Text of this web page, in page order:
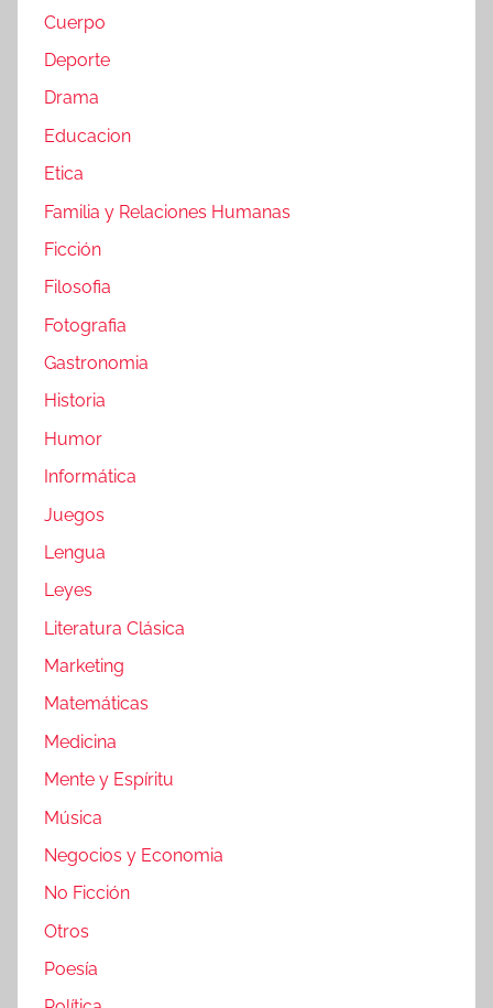
Cuerpo
Deporte
Drama
Educacion
Etica
Familia y Relaciones Humanas
Ficción
Filosofia
Fotografia
Gastronomia
Historia
Humor
Informática
Juegos
Lengua
Leyes
Literatura Clásica
Marketing
Matemáticas
Medicina
Mente y Espíritu
Música
Negocios y Economia
No Ficción
Otros
Poesía